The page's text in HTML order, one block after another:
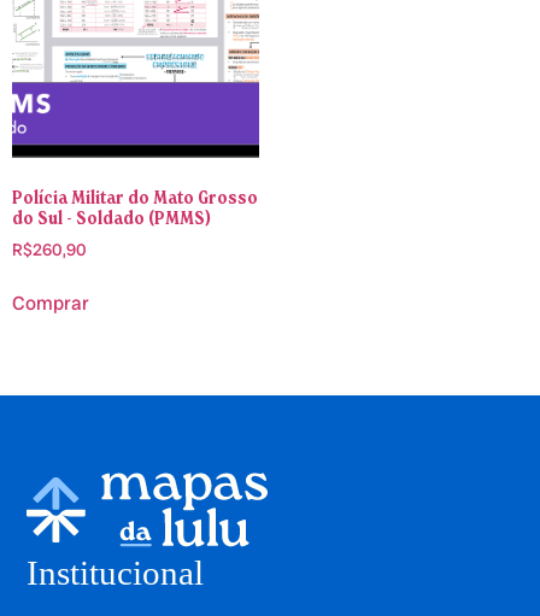
Polícia Militar do Mato Grosso
do Sul - Soldado (PMMS)
R$260,90
Comprar
Institucional